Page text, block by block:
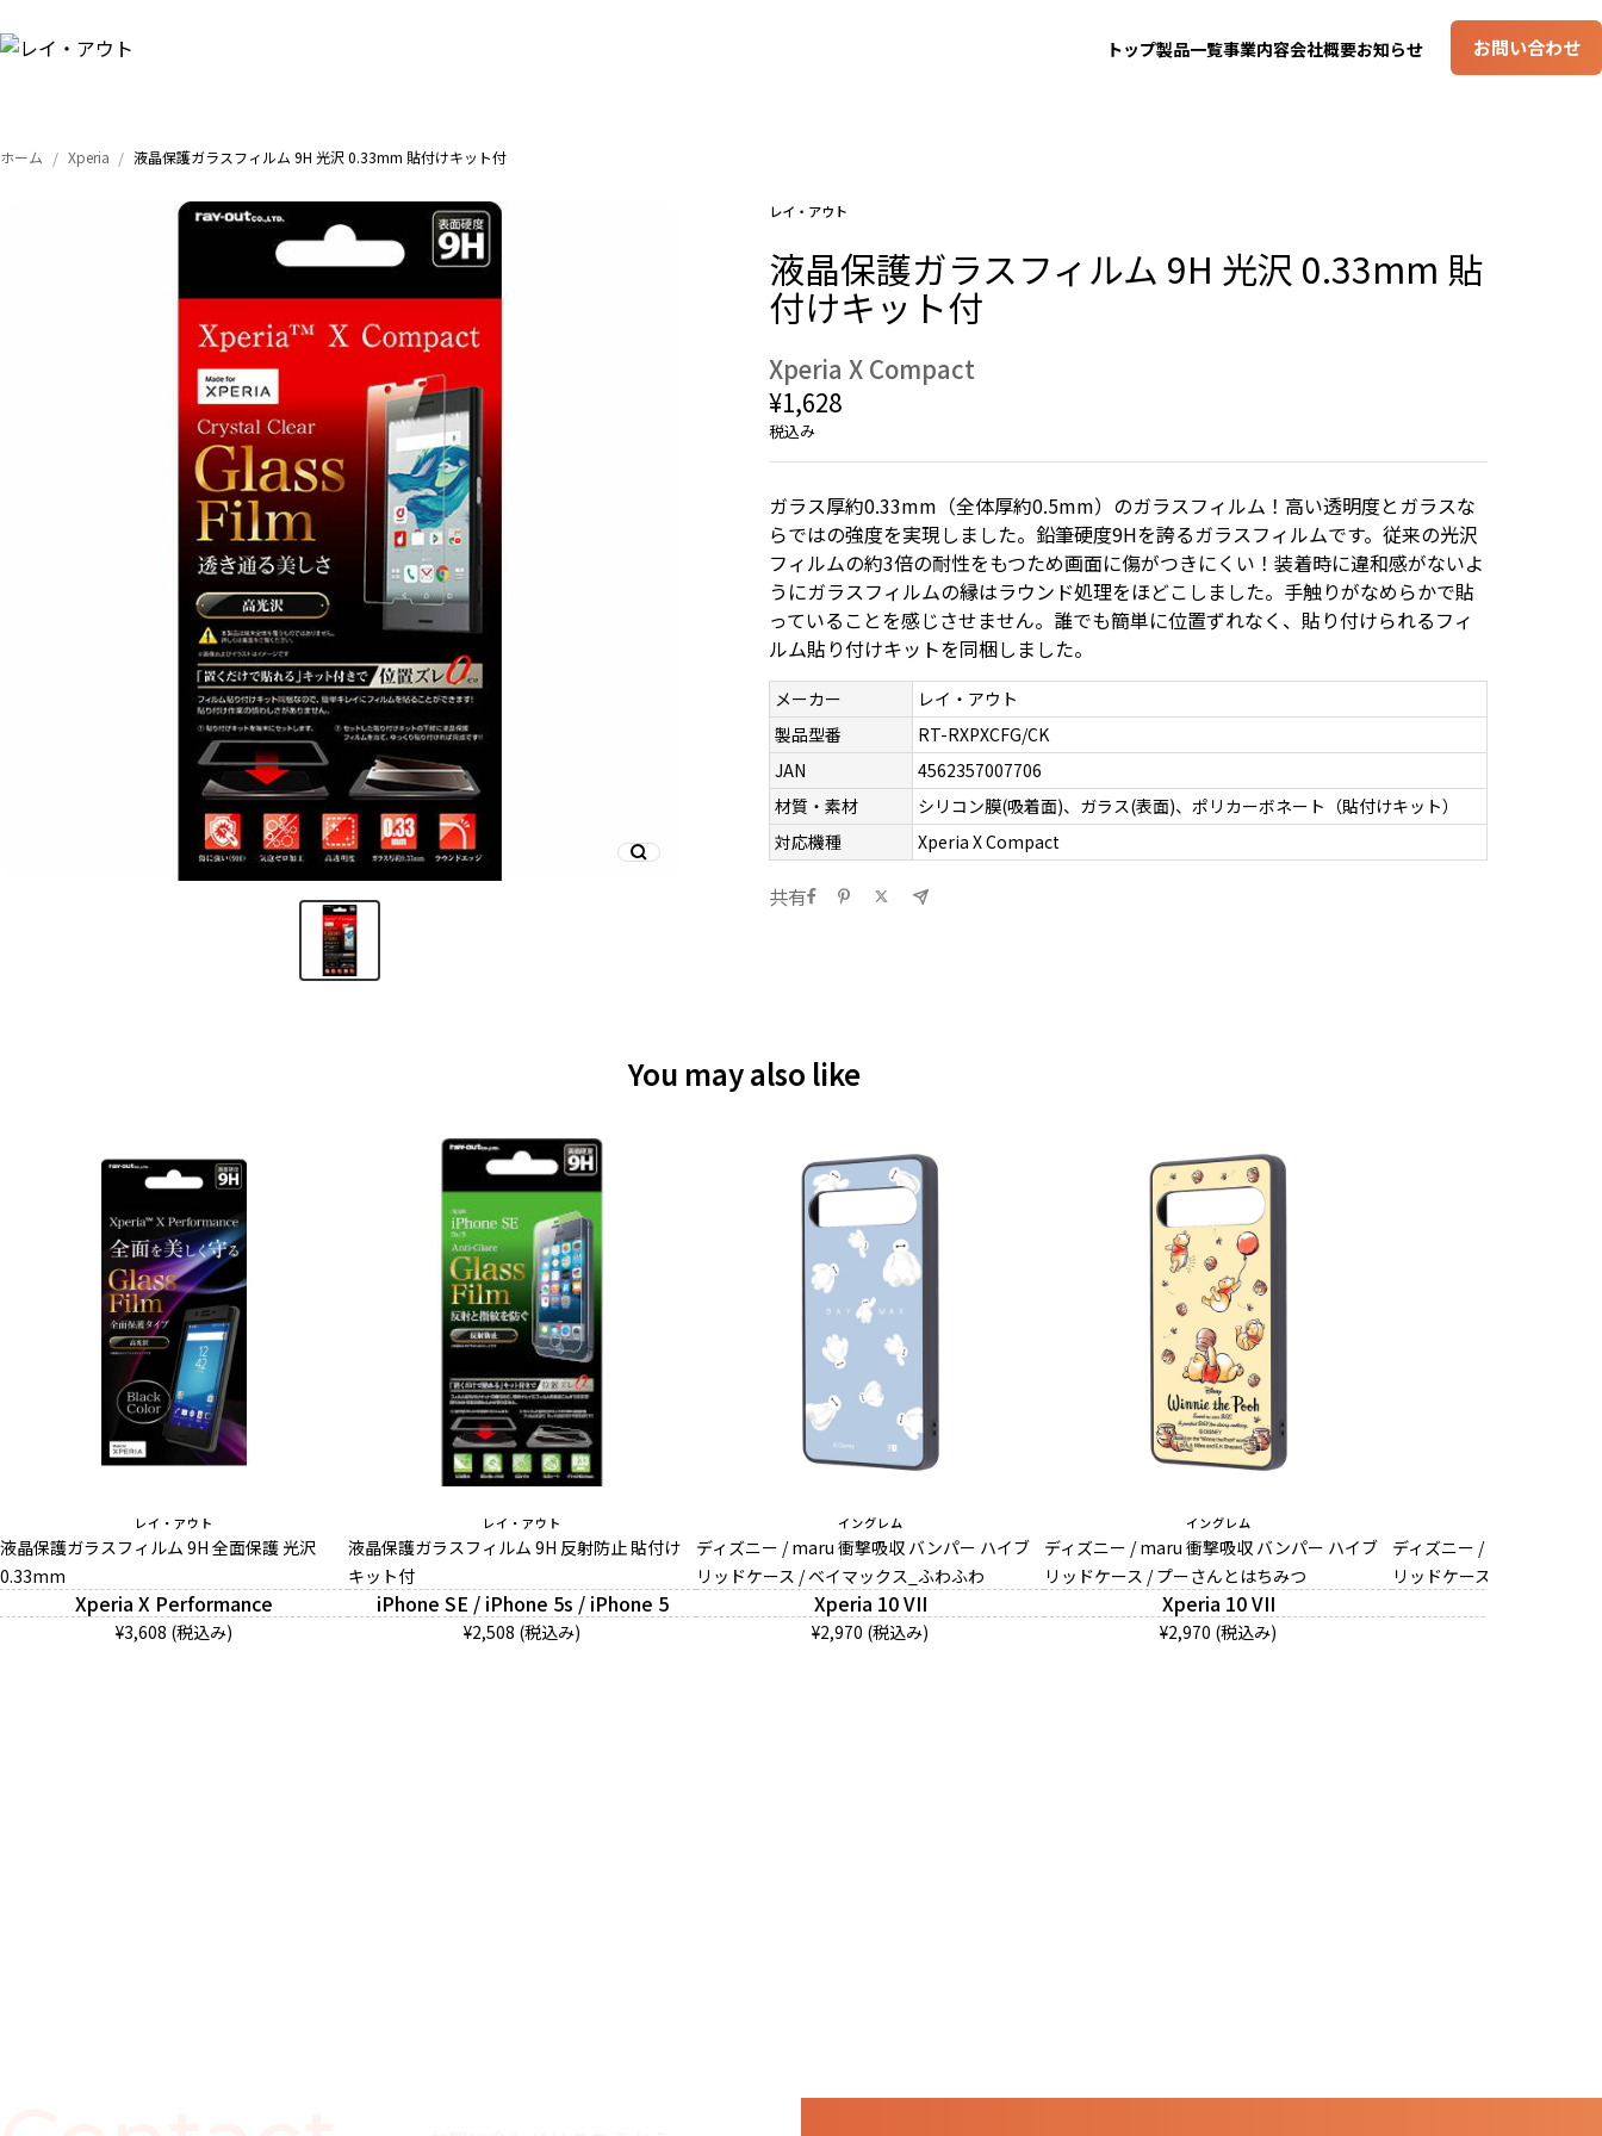
トップ製品一覧事業内容会社概要お知らせ お問い合わせ
ホーム Xperia 液晶保護ガラスフィルム 9H 光沢 0.33mm 貼付けキット付
レイ・アウト
液晶保護ガラスフィルム 9H 光沢 0.33mm 貼
付けキット付
Xperia X Compact
¥1,628
税込み
ガラス厚約0.33mm（全体厚約0.5mm）のガラスフィルム！高い透明度とガラスな
らではの強度を実現しました。鉛筆硬度9Hを誇るガラスフィルムです。従来の光沢
フィルムの約3倍の耐性をもつため画面に傷がつきにくい！装着時に違和感がないよ
うにガラスフィルムの縁はラウンド処理をほどこしました。手触りがなめらかで貼
っていることを感じさせません。誰でも簡単に位置ずれなく、貼り付けられるフィ
ルム貼り付けキットを同梱しました。
メーカー
レイ・アウト
製品型番
RT-RXPXCFG/CK
JAN
4562357007706
材質・素材
シリコン膜(吸着面)、ガラス(表面)、ポリカーボネート（貼付けキット）
対応機種
Xperia X Compact
共有
You may also like
レイ・アウト
液晶保護ガラスフィルム 9H 全面保護 光沢
0.33mm
Xperia X Performance
¥3,608 (税込み)
レイ・アウト
液晶保護ガラスフィルム 9H 反射防止 貼付け
キット付
iPhone SE / iPhone 5s / iPhone 5
¥2,508 (税込み)
イングレム
ディズニー / maru 衝撃吸収 バンパー ハイブ
リッドケース / ベイマックス_ふわふわ
Xperia 10 VII
¥2,970 (税込み)
イングレム
ディズニー / maru 衝撃吸収 バンパー ハイブ
リッドケース / プーさんとはちみつ
Xperia 10 VII
¥2,970 (税込み)
ディズニー / maru 衝撃吸
リッドケース / いろんなス